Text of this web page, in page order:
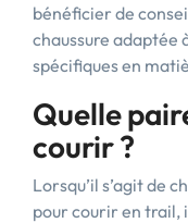
bénéficier de
chaussure adaptée
spécifiques en
Quelle
courir ?
Lorsqu’il s’agit de
pour courir en trail,